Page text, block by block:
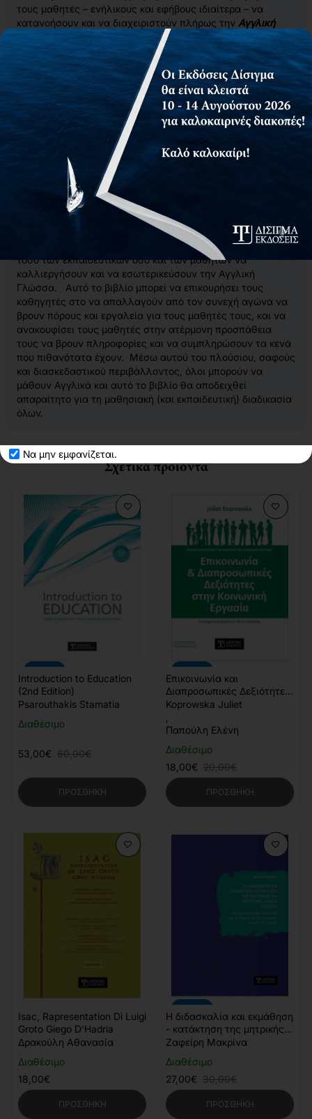
Να μην εμφανίζεται.
τους μαθητές – ενήλικους και εφήβους ιδιαίτερα – να
κατανοήσουν και να διαχειριστούν πλήρως την Αγγλική
Γραμματική καιΣύνταξη,
και να τους ενδυναμώσει στο να
βελτιώσουν και να τελειοποιήσουν τον
Γραπτό Λόγοτους
με απλούς τρόπους.
Το καινοτόμο σύστημα του έγκειται στο συνδυασμό
περιεχόμενου, δομής και διάταξης του, και στο γεγονός ότι
αναφέρεται και εφαρμόζεται σε κάθε επίπεδο: μπορεί
συνιστά ένα πολύτιμο βοήθημα από το A1 έως το C2. Το
Complete Overview
αποτελεί ένα χρήσιμο εργαλείο για
κάθε μαθητή, και κάθε είδους πιστοποιητικό, και χτίζει τις
δεξιότητες του εκπαιδευόμενου μέχρι και την επάρκεια. Η
μεθοδολογία που ακολουθείται έχει τις ρίζες της στη
Θεωρία της Πολλαπλής Νοημοσύνης του Gardner και τα
πάντα παρουσιάζονται με τρόπους που όλοι οι μαθητές
έχουν ή μπορούν να συνηθίσουν, αβίαστα.
Ανταποκρινόμενο στις νεωτεριστικές τάσεις διδασκαλίας
και μάθησης, το Complete Overview ικανοποιεί τις ανάγκες
τόσο των εκπαιδευτικών όσο και των μαθητών να
καλλιεργήσουν και να εσωτερικεύσουν την Αγγλική
Γλώσσα. Αυτό το βιβλίο μπορεί να επικουρήσει τους
καθηγητές στο να απαλλαγούν από τον συνεχή αγώνα να
βρουν πόρους και εργαλεία για τους μαθητές τους, και να
ανακουφίσει τους μαθητές στην ατέρμονη προσπάθεια
τους να βρουν πληροφορίες και να συμπληρώσουν τα κενά
που πιθανότατα έχουν. Μέσω αυτού του πλούσιου, σαφούς
και διασκεδαστικού περιβάλλοντος, όλοι μπορούν να
μάθουν Αγγλικά και αυτό το βιβλίο θα αποδειχθεί
απαραίτητο για τη μαθησιακή (και εκπαιδευτική) διαδικασία
όλων.
Σχετικά προϊόντα
Διαθέσιμο
Introduction to Education
(2nd Edition)
Psarouthakis Stamatia
53,00€ 60,00€
ΠΡΟΣΘΉΚΗ
Διαθέσιμο
Επικοινωνία και
Διαπροσωπικές Δεξιότητες
στην Κοινωνική Εργασία
Koprowska Juliet
Παπούλη Ελένη
18,00€ 20,00€
ΠΡΟΣΘΉΚΗ
Διαθέσιμο
Isac, Rapresentation Di Luigi
Groto Giego D'Hadria
Δρακούλη Αθανασία
18,00€
ΠΡΟΣΘΉΚΗ
Διαθέσιμο
Η διδασκαλία και εκμάθηση
- κατάκτηση της μητρικής
και δεύτερης - ξένης
Ζαφείρη Μακρίνα
27,00€ 30,00€
ΠΡΟΣΘΉΚΗ